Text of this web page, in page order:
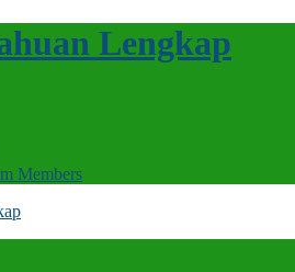
Lengkap
Members